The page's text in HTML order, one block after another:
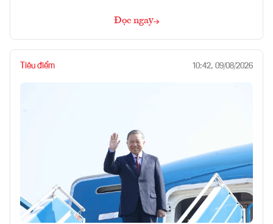
Đọc ngay
Tiêu điểm 10:42, 09/08/2026